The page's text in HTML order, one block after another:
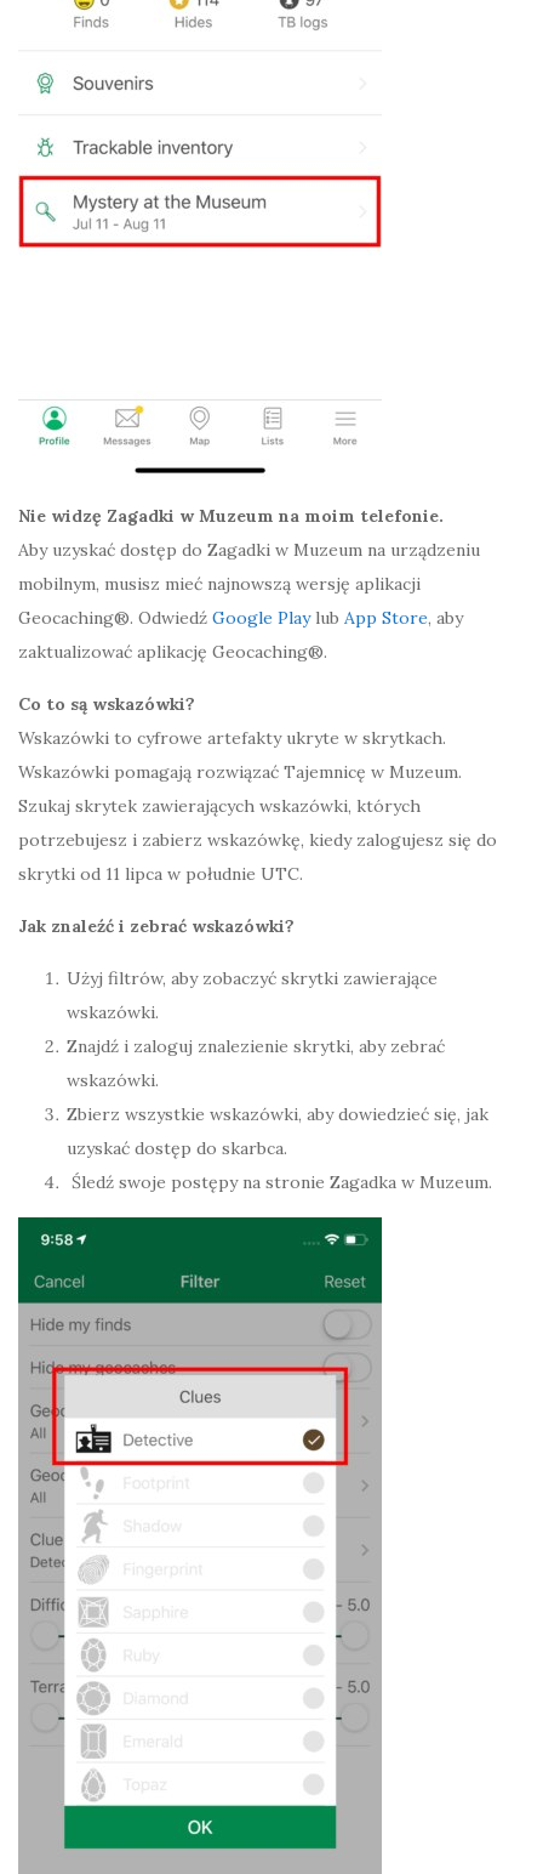
Nie widzę Zagadki w Muzeum na moim telefonie.
Aby uzyskać dostęp do Zagadki w Muzeum na urządzeniu
mobilnym, musisz mieć najnowszą wersję aplikacji
Geocaching®. Odwiedź Google Playlub App Store, aby
zaktualizować aplikację Geocaching®.
Co to są wskazówki?
Wskazówki to cyfrowe artefakty ukryte w skrytkach.
Wskazówki pomagają rozwiązać Tajemnicę w Muzeum.
Szukaj skrytek zawierających wskazówki, których
potrzebujesz i zabierz wskazówkę, kiedy zalogujesz się do
skrytki od 11 lipca w południe UTC.
Jak znaleźć i zebrać wskazówki?
Użyj filtrów, aby zobaczyć skrytki zawierające
wskazówki.
Znajdź i zaloguj znalezienie skrytki, aby zebrać
wskazówki.
Zbierz wszystkie wskazówki, aby dowiedzieć się, jak
uzyskać dostęp do skarbca.
Śledź swoje postępy na stronie Zagadka w Muzeum.